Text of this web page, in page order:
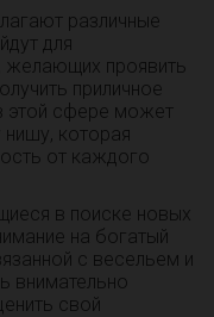
различные
для
желающих проявить
приличное
этой сфере может
которая
от каждого
в поиске новых
на богатый
с весельем и
внимательно
свой